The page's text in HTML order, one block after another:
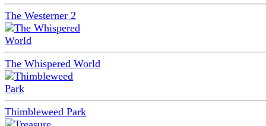
The Westerner 2
The Whispered World
Thimbleweed Park